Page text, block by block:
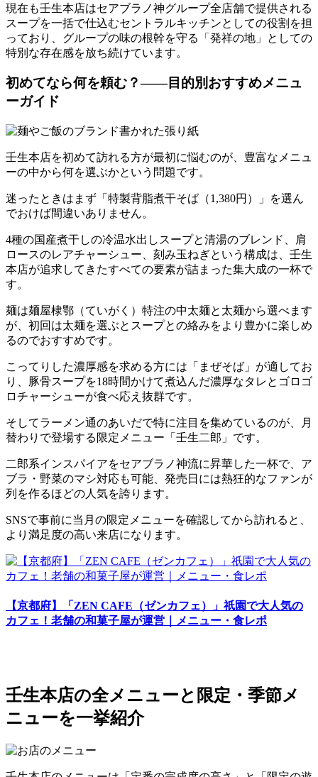
現在も壬生本店はセアブラノ神グループ全店舗で提供される
スープを一括で仕込むセントラルキッチンとしての役割を担
っており、グループの味の根幹を守る「発祥の地」としての
特別な存在感を放ち続けています。
初めてなら何を頼む？——目的別おすすめメニュ
ーガイド
壬生本店を初めて訪れる方が最初に悩むのが、豊富なメニュ
ーの中から何を選ぶかという問題です。
迷ったときはまず「特製背脂煮干そば（1,380円）」を選ん
でおけば間違いありません。
4種の国産煮干しの冷温水出しスープと清湯のブレンド、肩
ロースのレアチャーシュー、刻み玉ねぎという構成は、壬生
本店が追求してきたすべての要素が詰まった集大成の一杯で
す。
麺は麺屋棣鄂（ていがく）特注の中太麺と太麺から選べます
が、初回は太麺を選ぶとスープとの絡みをより豊かに楽しめ
るのでおすすめです。
こってりした濃厚感を求める方には「まぜそば」が適してお
り、豚骨スープを18時間かけて煮込んだ濃厚なタレとゴロゴ
ロチャーシューが食べ応え抜群です。
そしてラーメン通のあいだで特に注目を集めているのが、月
替わりで登場する限定メニュー「壬生二郎」です。
二郎系インスパイアをセアブラノ神流に昇華した一杯で、ア
ブラ・野菜のマシ対応も可能、発売日には熱狂的なファンが
列を作るほどの人気を誇ります。
SNSで事前に当月の限定メニューを確認してから訪れると、
より満足度の高い来店になります。
【京都府】「ZEN CAFE（ゼンカフェ）」祇園で大人気の
カフェ！老舗の和菓子屋が運営｜メニュー・食レポ
壬生本店の全メニューと限定・季節メ
ニューを一挙紹介